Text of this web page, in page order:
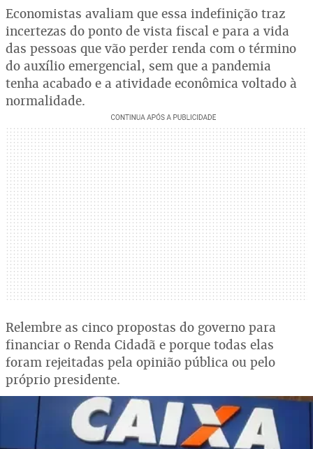
Economistas avaliam que essa indefinição traz
incertezas do ponto de vista fiscal e para a vida
das pessoas que vão perder renda com o término
do auxílio emergencial, sem que a pandemia
tenha acabado e a atividade econômica voltado à
normalidade.
Relembre as cinco propostas do governo para
financiar o Renda Cidadã e porque todas elas
foram rejeitadas pela opinião pública ou pelo
próprio presidente.